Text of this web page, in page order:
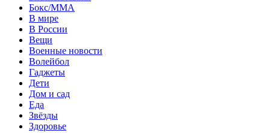
Бокс/MMA
В мире
В России
Вещи
Военные новости
Волейбол
Гаджеты
Дети
Дом и сад
Еда
Звёзды
Здоровье